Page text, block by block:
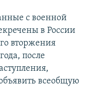
с военной
в России
вторжения
после
всеобщую